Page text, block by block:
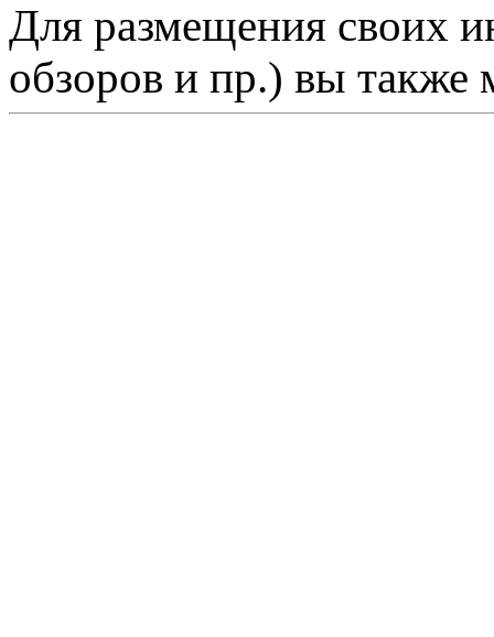
Для размещения своих
обзоров и пр.) вы также